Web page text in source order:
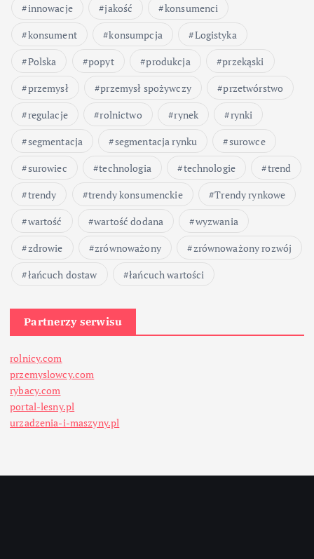
innowacje
jakość
konsumenci
konsument
konsumpcja
Logistyka
Polska
popyt produkcja
przekąski
przemysł
przemysł spożywczy
przetwórstwo
regulacje
rolnictwo rynek
rynki
segmentacja
segmentacja rynku
surowce
surowiec
technologia technologie
trend
trendy
trendy konsumenckie
Trendy rynkowe
wartość
wartość dodana
wyzwania
zdrowie
zrównoważony
zrównoważony rozwój
łańcuch dostaw
łańcuch wartości
Partnerzy serwisu
rolnicy.com
przemyslowcy.com
rybacy.com
portal-lesny.pl
urzadzenia-i-maszyny.pl